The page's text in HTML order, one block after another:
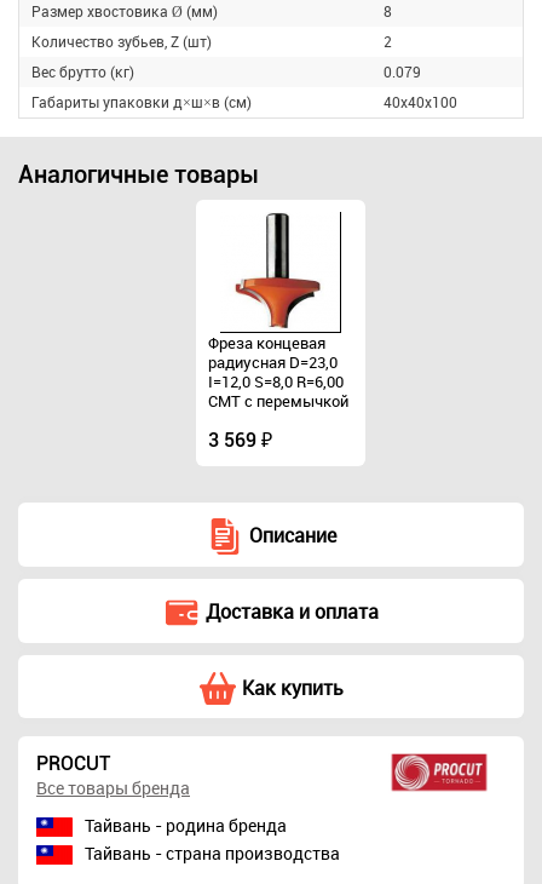
Размер хвостовика Ø (мм)
8
Количество зубьев, Z (шт)
2
Вес брутто (кг)
0.079
Габариты упаковки д×ш×в (см)
40х40х100
Аналогичные товары
Фреза концевая
радиусная D=23,0
I=12,0 S=8,0 R=6,00
CMT с перемычкой
3 569 ₽
I=12,0 S=8,0 R=6,00
Описание
Доставка и оплата
Как купить
PROCUT
Все товары бренда
Тайвань - родина бренда
Тайвань - страна производства